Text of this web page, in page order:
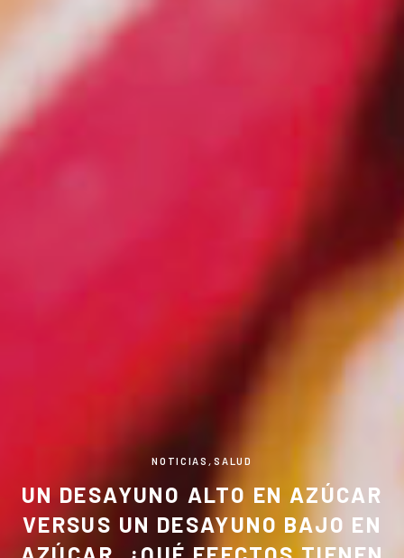
NOTICIAS SALUD
UN DESAYUNO ALTO EN AZÚCAR
VERSUS UN DESAYUNO BAJO EN